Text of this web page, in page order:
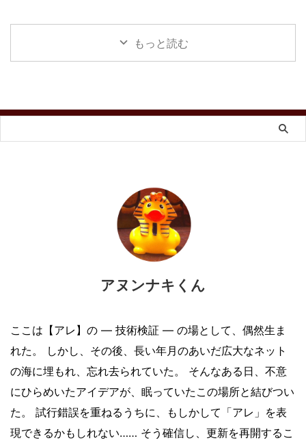
もっと読む
アヌンナキくん
ここは【アレ】の ― 技術検証 ― の場として、偶然生ま
れた。 しかし、その後、長い年月のあいだ広大なネット
の海に埋もれ、忘れ去られていた。 そんなある日、不意
にひらめいたアイデアが、眠っていたこの場所と結びつい
た。 試行錯誤を重ねるうちに、もしかして「アレ」を表
現できるかもしれない…… そう確信し、更新を再開するこ